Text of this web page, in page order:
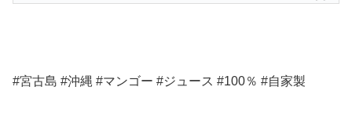
#宮古島 #沖縄 #マンゴー #ジュース #100％ #自家製